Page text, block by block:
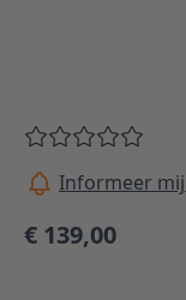
Informeer
€ 139,00